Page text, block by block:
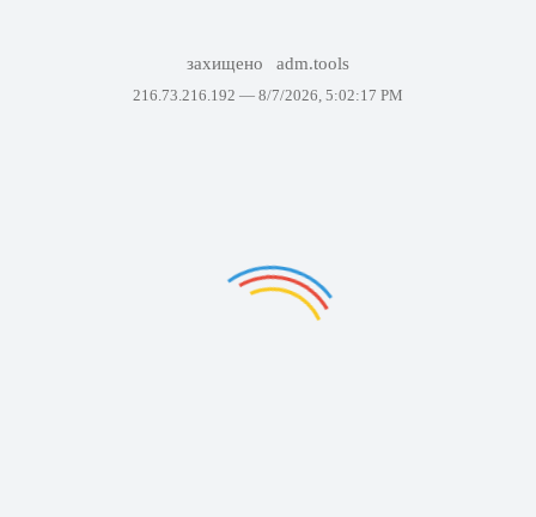
захищено adm.tools
216.73.216.192 — 8/7/2026, 5:02:17 PM